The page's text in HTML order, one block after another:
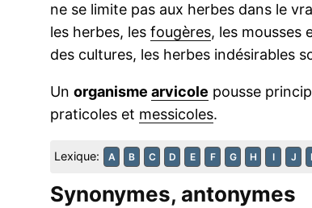
ne se limite pas aux herbes dans le
les herbes, les fougères, les mousses
des cultures, les herbes indésirables
Un organisme arvicole pousse
praticoles et messicoles.
Lexique: A B C D E F G H I J
Synonymes, antonymes